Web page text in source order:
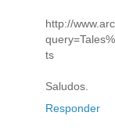
http://
ts
Saludos.
Responder